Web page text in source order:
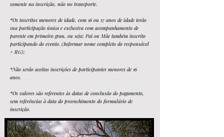
somente na inscrição, não no transporte.
*Os inscritos menores de idade, com 16 ou 17 anos de idade terão
sua participação única e exclusiva com acompanhamento de
parente em primeiro grau, ou seja: Pai ou Mãe também inscrito
participando do evento. (Informar nome completo do responsável
+ RG);
*Não serão aceitas inscrições de participantes menores de 16
anos.
*Os valores são referentes às datas de conclusão do pagamento,
sem referências à data do preenchimento do formulário de
inscrição.